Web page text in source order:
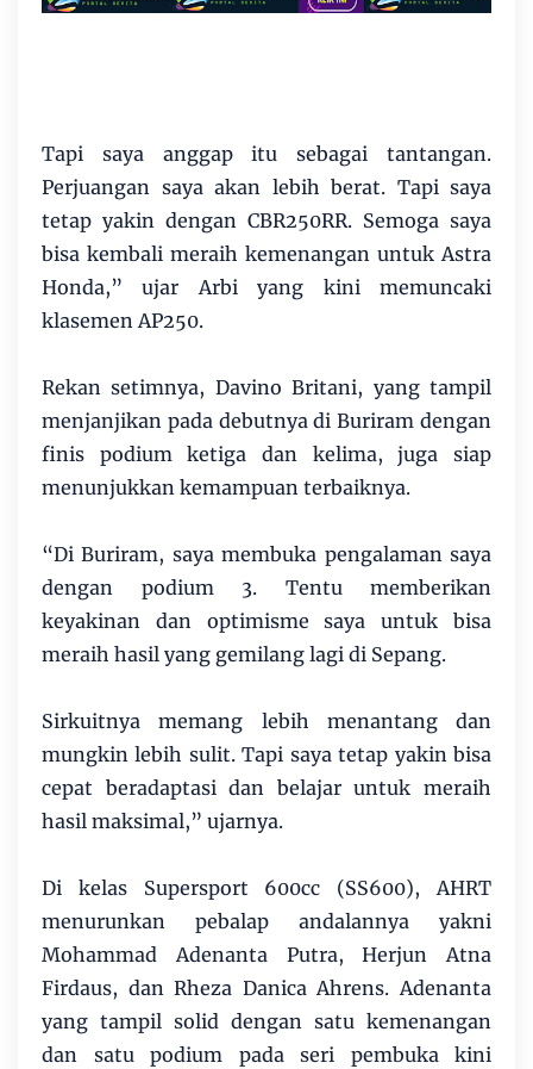
Tapi saya anggap itu sebagai tantangan.
Perjuangan saya akan lebih berat. Tapi saya
tetap yakin dengan CBR250RR. Semoga saya
bisa kembali meraih kemenangan untuk Astra
Honda,” ujar Arbi yang kini memuncaki
klasemen AP250.
Rekan setimnya, Davino Britani, yang tampil
menjanjikan pada debutnya di Buriram dengan
finis podium ketiga dan kelima, juga siap
menunjukkan kemampuan terbaiknya.
“Di Buriram, saya membuka pengalaman saya
dengan podium 3. Tentu memberikan
keyakinan dan optimisme saya untuk bisa
meraih hasil yang gemilang lagi di Sepang.
Sirkuitnya memang lebih menantang dan
mungkin lebih sulit. Tapi saya tetap yakin bisa
cepat beradaptasi dan belajar untuk meraih
hasil maksimal,” ujarnya.
Di kelas Supersport 600cc (SS600), AHRT
menurunkan pebalap andalannya yakni
Mohammad Adenanta Putra, Herjun Atna
Firdaus, dan Rheza Danica Ahrens. Adenanta
yang tampil solid dengan satu kemenangan
dan satu podium pada seri pembuka kini